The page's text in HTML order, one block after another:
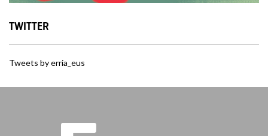
TWITTER
Tweets by erria_eus